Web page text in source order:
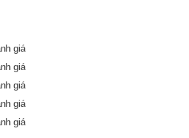
giá
giá
giá
giá
giá